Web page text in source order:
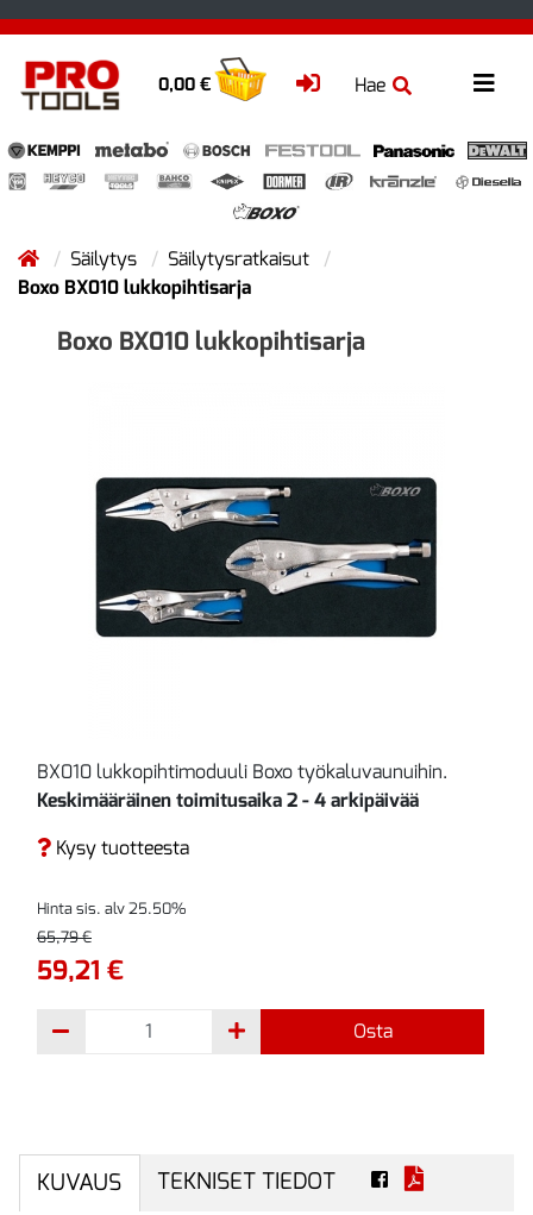
Hae
0,00 €
Säilytys
Säilytysratkaisut
Boxo BX010 lukkopihtisarja
Boxo BX010 lukkopihtisarja
BX010 lukkopihtimoduuli Boxo työkaluvaunuihin.
Keskimääräinen toimitusaika 2 - 4 arkipäivää
Kysy tuotteesta
Hinta sis. alv 25.50%
65,79 €
59,21 €
Osta
KUVAUS TEKNISET TIEDOT